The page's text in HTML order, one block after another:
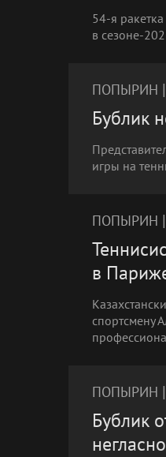
54-я
в сезоне-
ПОПЫРИН |
Бублик
игры на
ПОПЫРИН |
в
спортсмену
ПОПЫРИН |
Бублик